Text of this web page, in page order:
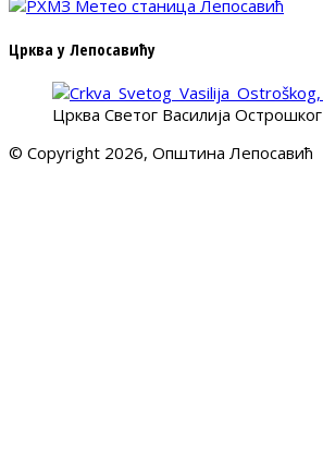
Црква у Лепосавићу
Црква Светог Василија Острошког
© Copyright 2026, Општина Лепосавић